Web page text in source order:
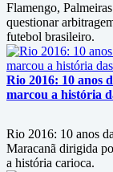
Flamengo,
questionar
futebol brasileiro.
Rio 2016: 10 anos
marcou a história
Rio 2016: 10 anos
Maracanã dirigida
a história carioca.